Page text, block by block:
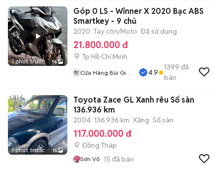
1 phút trước 16
Góp 0 LS - Winner X 2020 Bạc ABS
Smartkey - 9 chủ
2020 Tay côn/Moto Đã sử dụng
21.800.000 đ
Tp Hồ Chí Minh
Cửa Hàng Bùi Gia
4.9
1399 đã
bán
1 phút trước 15
Toyota Zace GL Xanh rêu Số sàn
136.936 km
2004 136.936 km Xăng Số sàn
117.000.000 đ
Đồng Tháp
Sơn Võ 15 đã bán